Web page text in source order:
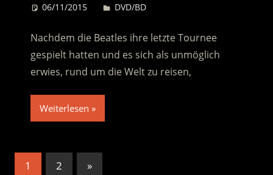
06/11/2015 Desiree
DVD/BD
Nachdem die Beatles ihre letzte Tournee
gespielt hatten und es sich als unmöglich
erwies, rund um die Welt zu reisen,
Weiterlesen
Seitennummerierung
1 2
Nächste
»